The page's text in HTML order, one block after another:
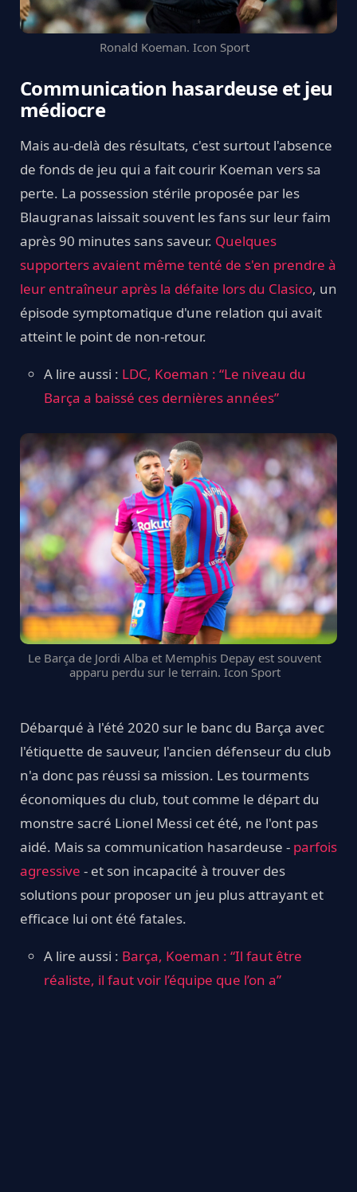
Ronald Koeman. Icon Sport
Communication hasardeuse et jeu
médiocre
Mais au-delà des résultats, c'est surtout l'absence
de fonds de jeu qui a fait courir Koeman vers sa
perte. La possession stérile proposée par les
Blaugranas laissait souvent les fans sur leur faim
après 90 minutes sans saveur. Quelques
supporters avaient même tenté de s'en prendre à
leur entraîneur après la défaite lors du Clasico, un
épisode symptomatique d'une relation qui avait
atteint le point de non-retour.
A lire aussi : LDC, Koeman : “Le niveau du
Barça a baissé ces dernières années”
Le Barça de Jordi Alba et Memphis Depay est souvent
apparu perdu sur le terrain. Icon Sport
Débarqué à l'été 2020 sur le banc du Barça avec
l'étiquette de sauveur, l'ancien défenseur du club
n'a donc pas réussi sa mission. Les tourments
économiques du club, tout comme le départ du
monstre sacré Lionel Messi cet été, ne l'ont pas
aidé. Mais sa communication hasardeuse - parfois
agressive - et son incapacité à trouver des
solutions pour proposer un jeu plus attrayant et
efficace lui ont été fatales.
A lire aussi : Barça, Koeman : “Il faut être
réaliste, il faut voir l’équipe que l’on a”